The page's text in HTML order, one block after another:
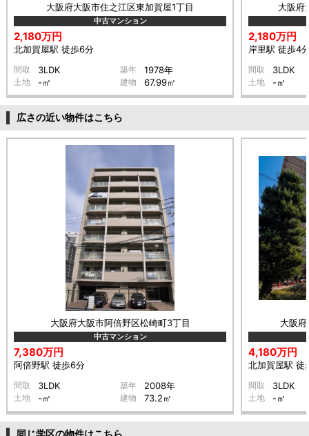
大阪府大阪市住之江区東加賀屋1丁目
中古マンション
2,180万円
北加賀屋駅 徒歩6分
間取 3LDK 築年 1978年
土地 -㎡ 建物 67.99㎡
大阪府
2,180万円
岸里駅 徒歩4
間取 3LDK
土地 -㎡
広さの近い物件はこちら
大阪府大阪市阿倍野区松崎町3丁目
中古マンション
7,380万円
阿倍野駅 徒歩6分
間取 3LDK 築年 2008年
土地 -㎡ 建物 73.2㎡
大阪
4,180万円
北加賀屋駅 徒
間取 3LDK
土地 -㎡
同じ学区の物件はこちら